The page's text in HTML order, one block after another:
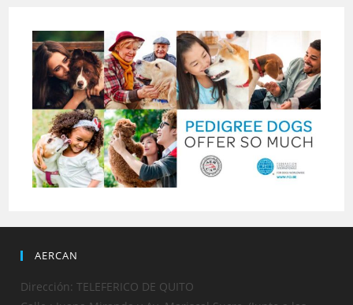
AERCAN
Dirección: TELEFERICO DE QUITO